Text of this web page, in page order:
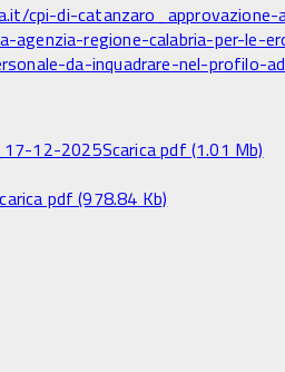
cpi-di-catanzaro_approvazione-
agenzia-regione-calabria-per-le-
da-inquadrare-nel-profilo-
12-2025Scarica pdf (1.01 Mb)
pdf (978.84 Kb)